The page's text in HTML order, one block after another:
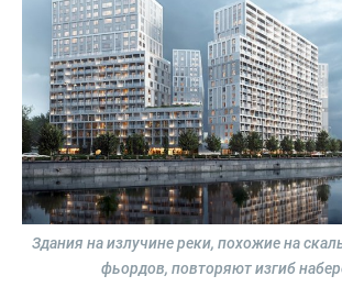
Здания на излучине реки, похожие на
фьордов, повторяют изгиб